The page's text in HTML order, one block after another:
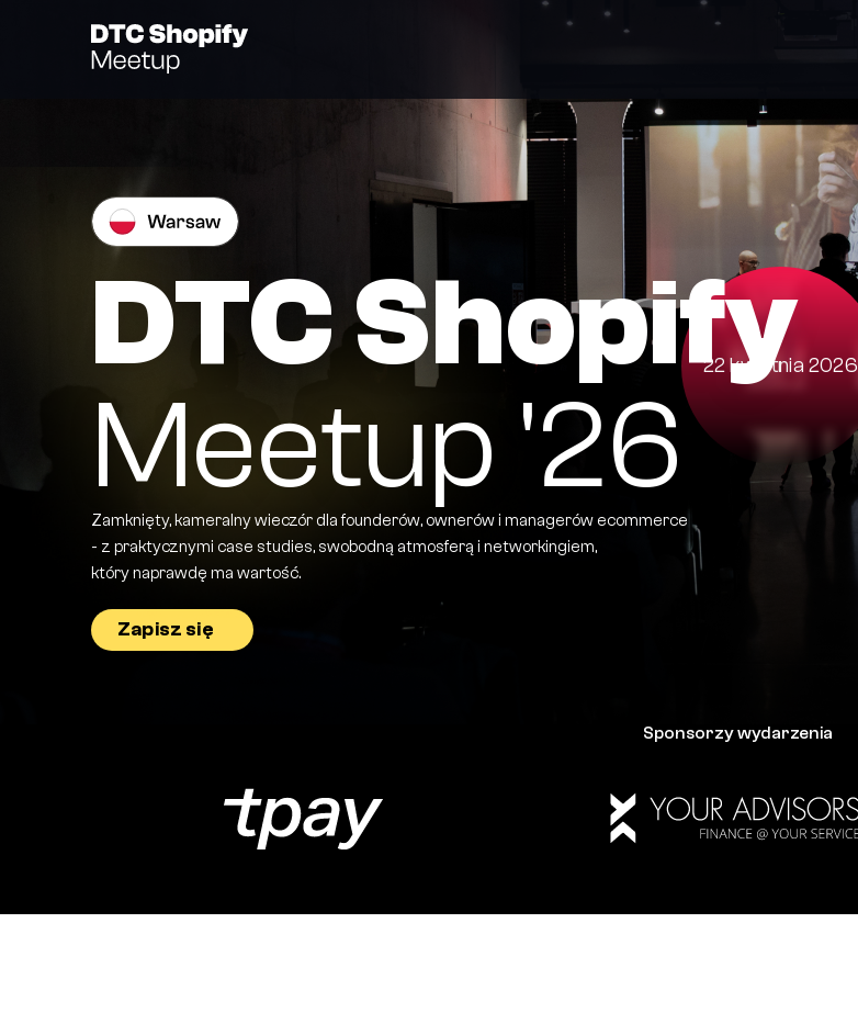
22 kwietnia 2026
DTC Shopify
Meetup '26
Zamknięty, kameralny wieczór dla founderów, ownerów i managerów ecommerce
- z praktycznymi case studies, swobodną atmosferą i networkingiem,
który naprawdę ma wartość.
Zapisz się
Sponsorzy wydarzenia